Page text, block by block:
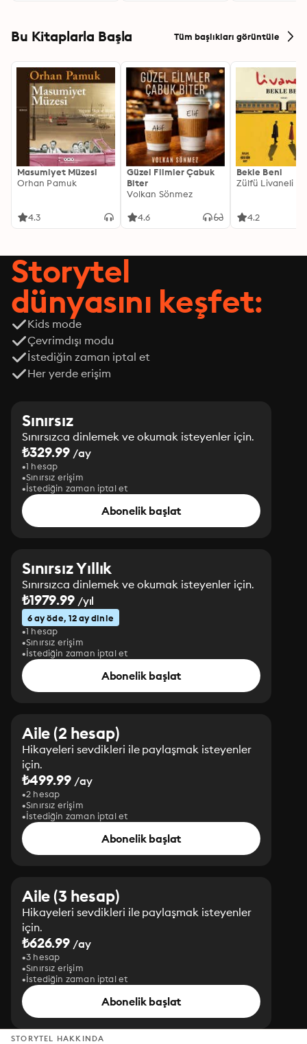
Bu Kitaplarla Başla Tüm başlıkları görüntüle
Masumiyet Müzesi
Orhan Pamuk
4.3
Güzel Filmler Çabuk
Biter
Volkan Sönmez
4.6
Bekle Beni
Zülfü Livaneli
4.2
Storytel
dünyasını keşfet:
Kids mode
Çevrimdışı modu
İstediğin zaman iptal et
Her yerde erişim
Sınırsız
Sınırsızca dinlemek ve okumak isteyenler için.
₺329.99 /ay
1 hesap
Sınırsız erişim
İstediğin zaman iptal et
Abonelik başlat
Sınırsız Yıllık
Sınırsızca dinlemek ve okumak isteyenler için.
₺1979.99/yıl
6 ay öde, 12 ay dinle
1 hesap
Sınırsız erişim
İstediğin zaman iptal et
Abonelik başlat
Aile (2 hesap)
Hikayeleri sevdikleri ile paylaşmak isteyenler
için.
₺499.99 /ay
2 hesap
Sınırsız erişim
İstediğin zaman iptal et
Abonelik başlat
Aile (3 hesap)
Hikayeleri sevdikleri ile paylaşmak isteyenler
için.
₺626.99 /ay
3 hesap
Sınırsız erişim
İstediğin zaman iptal et
Abonelik başlat
STORYTEL HAKKINDA